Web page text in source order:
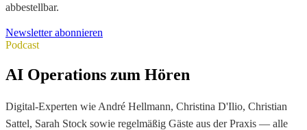
abbestellbar.
Newsletter abonnieren
Podcast
AI Operations zum Hören
Digital-Experten wie André Hellmann, Christina D'Ilio, Christian
Sattel, Sarah Stock sowie regelmäßig Gäste aus der Praxis — alle